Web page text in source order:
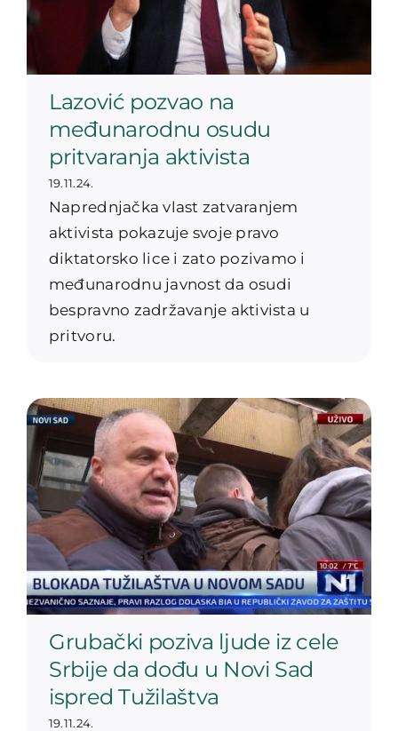
Lazović pozvao na
međunarodnu osudu
pritvaranja aktivista
19.11.24.
Naprednjačka vlast zatvaranjem
aktivista pokazuje svoje pravo
diktatorsko lice i zato pozivamo i
međunarodnu javnost da osudi
bespravno zadržavanje aktivista u
pritvoru.
Grubački poziva ljude iz cele
Srbije da dođu u Novi Sad
ispred Tužilaštva
19.11.24.